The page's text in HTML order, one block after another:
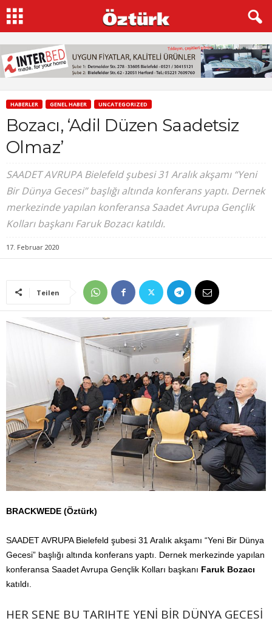
HABERLER GENEL HABER UNCATEGORIZED
Bozacı, ‘Adil Düzen Saadetsiz
Olmaz’
SAADET AVRUPA Bielefeld şubesi 31 Aralık akşamı “Yeni
Bir Dünya Gecesi” başlığı altında konferans yaptı. Dernek
merkezinde yapılan konferansa Saadet Avrupa Gençlik
Kolları başkanı Faruk Bozacı katıldı.
17. Februar 2020
Teilen
BRACKWEDE (Öztürk)
SAADET AVRUPA Bielefeld şubesi 31 Aralık akşamı “Yeni Bir Dünya
Gecesi” başlığı altında konferans yaptı. Dernek merkezinde yapılan
konferansa Saadet Avrupa Gençlik Kolları başkanı Faruk Bozacı
katıldı.
HER SENE BU TARIHTE YENİ BİR DÜNYA GECESİ